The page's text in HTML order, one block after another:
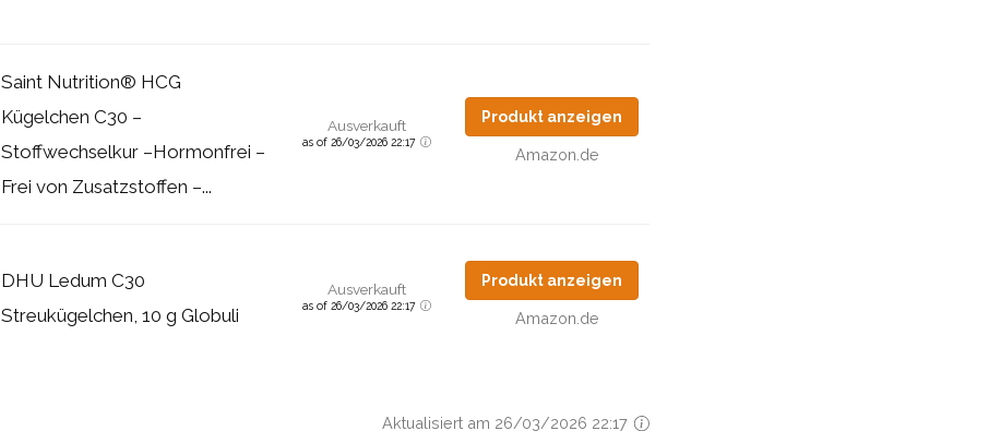
Saint Nutrition® НCG
Kügelchen C30 –
Stoffwechselkur –Hormonfrei –
Frei von Zusatzstoffen –...
Ausverkauft
as of 26/03/2026 22:17
Produkt anzeigen
Amazon.de
DHU Ledum C30
Streukügelchen, 10 g Globuli
Ausverkauft
as of 26/03/2026 22:17
Produkt anzeigen
Amazon.de
Aktualisiert am 26/03/2026 22:17